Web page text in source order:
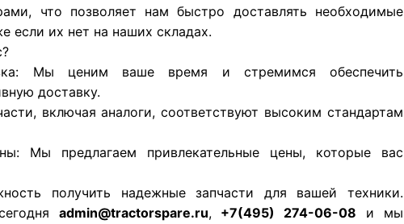
что позволяет нам быстро доставлять необходимые
если их нет на наших складах.
Мы ценим ваше время и стремимся обеспечить
доставку.
включая аналоги, соответствуют высоким стандартам
Мы предлагаем привлекательные цены, которые вас
получить надежные запчасти для вашей техники.
admin@tractorspare.ru, +7(495) 274-06-08 и мы